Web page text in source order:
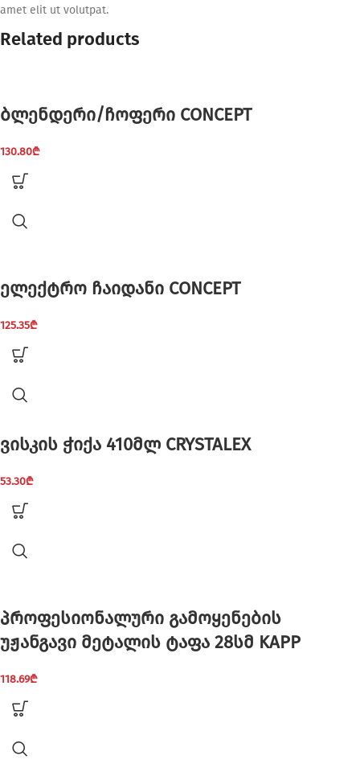
amet elit ut volutpat.
Related products
ბლენდერი/ჩოფერი CONCEPT
130.80₾
ელექტრო ჩაიდანი CONCEPT
125.35₾
ვისკის ჭიქა 410მლ CRYSTALEX
53.30₾
პროფესიონალური გამოყენების
უჟანგავი მეტალის ტაფა 28სმ KAPP
118.69₾